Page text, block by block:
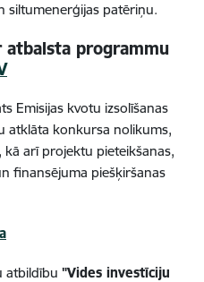
siltumenerģijas patēriņu.
atbalsta programmu
Emisijas kvotu izsolīšanas
atklāta konkursa nolikums,
arī projektu pieteikšanas,
finansējuma piešķiršanas
atbildību "Vides investīciju